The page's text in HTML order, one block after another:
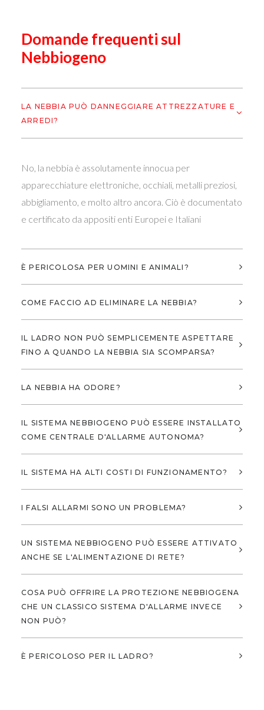
Domande frequenti sul
Nebbiogeno
LA NEBBIA PUÒ DANNEGGIARE ATTREZZATURE E
ARREDI?
No, la nebbia è assolutamente innocua per
apparecchiature elettroniche, occhiali, metalli preziosi,
abbigliamento, e molto altro ancora. Ciò è documentato
e certificato da appositi enti Europei e Italiani
È PERICOLOSA PER UOMINI E ANIMALI?
COME FACCIO AD ELIMINARE LA NEBBIA?
IL LADRO NON PUÒ SEMPLICEMENTE ASPETTARE
FINO A QUANDO LA NEBBIA SIA SCOMPARSA?
LA NEBBIA HA ODORE?
IL SISTEMA NEBBIOGENO PUÒ ESSERE INSTALLATO
COME CENTRALE D'ALLARME AUTONOMA?
IL SISTEMA HA ALTI COSTI DI FUNZIONAMENTO?
I FALSI ALLARMI SONO UN PROBLEMA?
UN SISTEMA NEBBIOGENO PUÒ ESSERE ATTIVATO
ANCHE SE L'ALIMENTAZIONE DI RETE?
COSA PUÒ OFFRIRE LA PROTEZIONE NEBBIOGENA
CHE UN CLASSICO SISTEMA D'ALLARME INVECE
NON PUÒ?
È PERICOLOSO PER IL LADRO?